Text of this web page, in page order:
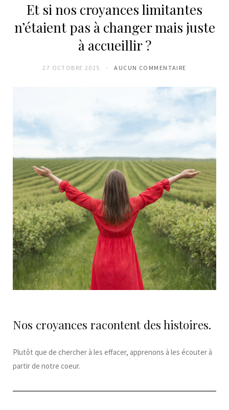
Et si nos croyances limitantes
n’étaient pas à changer mais juste
à accueillir ?
27 OCTOBRE 2025 AUCUN COMMENTAIRE
Nos croyances racontent des histoires.
Plutôt que de chercher à les effacer, apprenons à les écouter à
partir de notre coeur.